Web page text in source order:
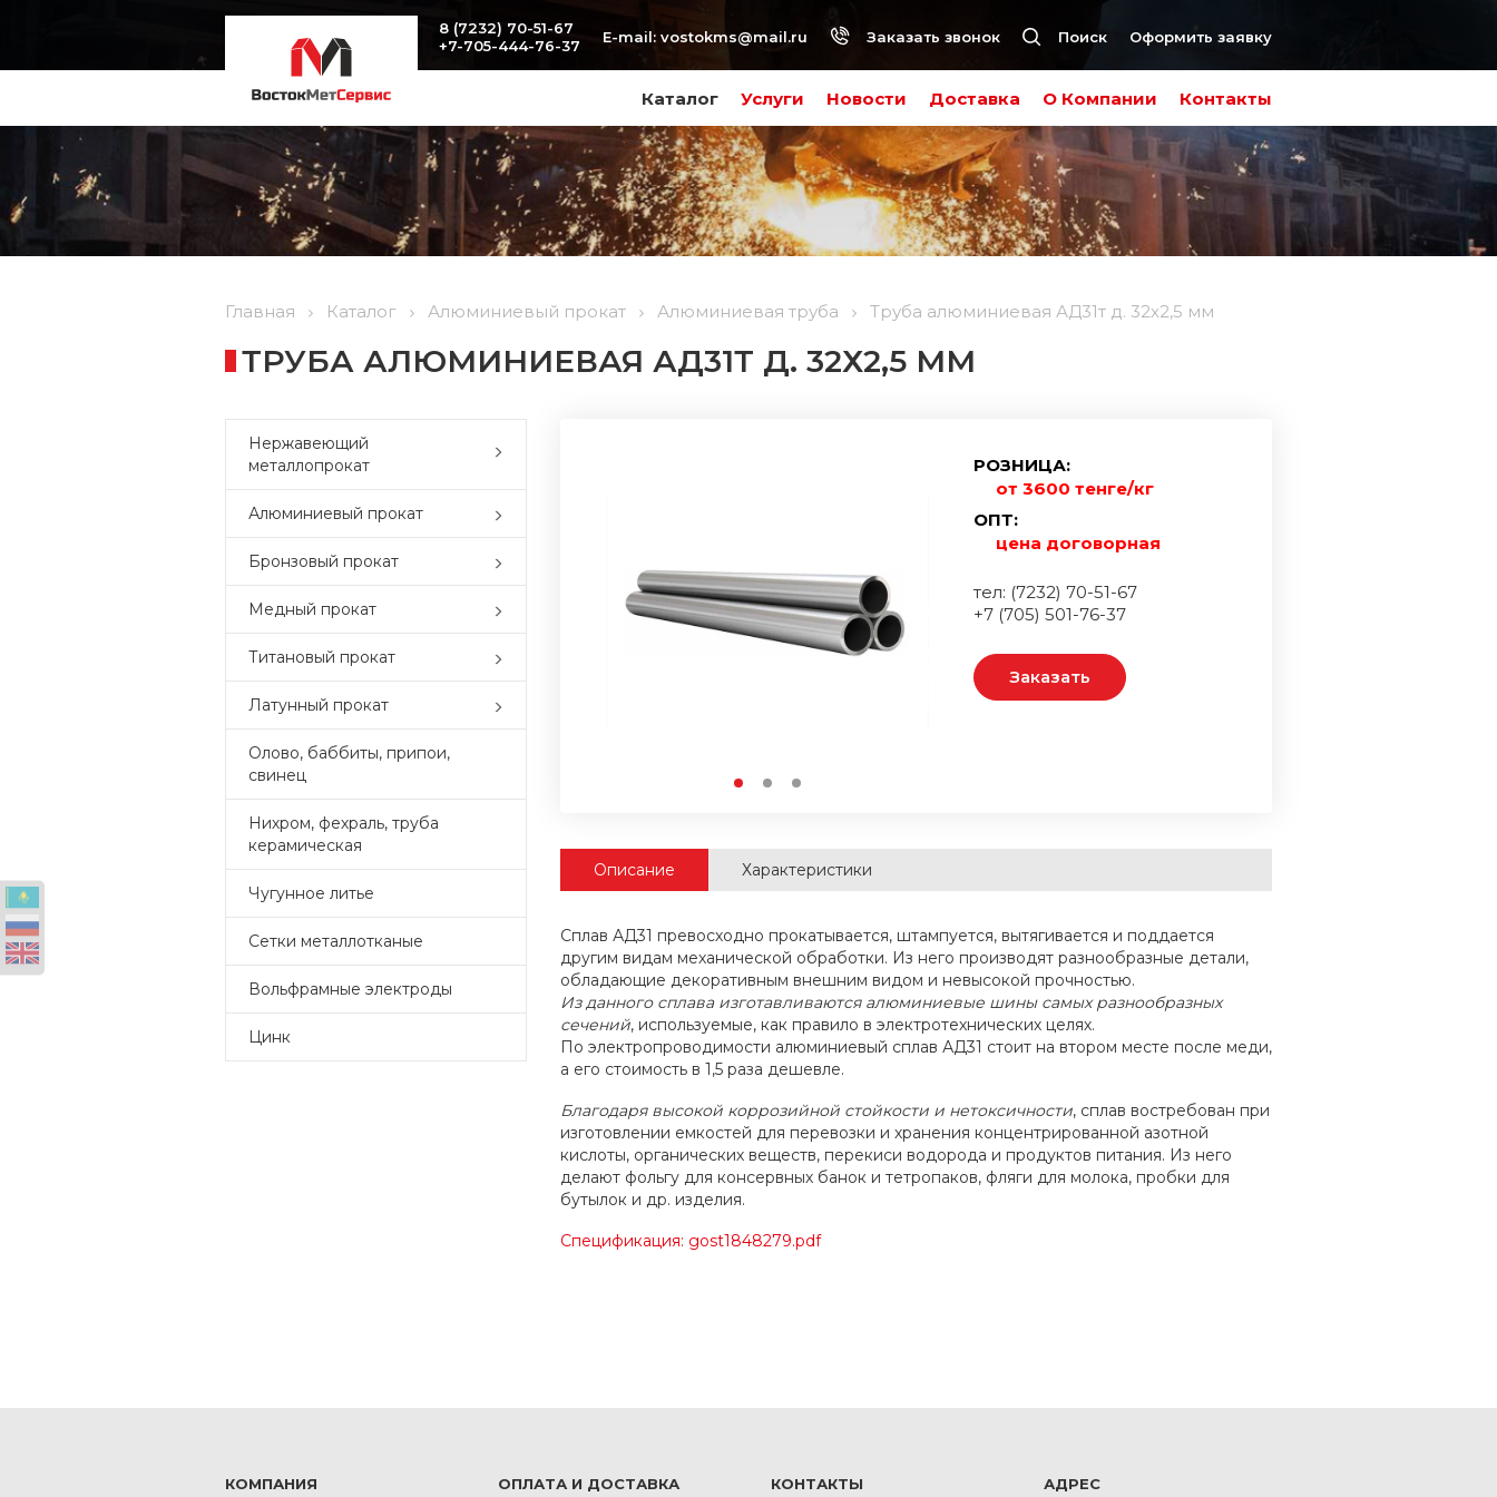
Каталог Услуги Новости Доставка О Компании Контакты
8 (7232) 70-51-67
+7-705-444-76-37
E-mail: vostokms@mail.ru Заказать звонок Поиск Оформить заявку
Главная Каталог Алюминиевый прокат Алюминиевая труба Труба алюминиевая АД31т д. 32х2,5 мм
ТРУБА АЛЮМИНИЕВАЯ АД31Т Д. 32Х2,5 ММ
Нержавеющий
металлопрокат
Алюминиевый прокат
Бронзовый прокат
Медный прокат
Титановый прокат
Латунный прокат
Олово, баббиты, припои,
свинец
Нихром, фехраль, труба
керамическая
Чугунное литье
Сетки металлотканые
Вольфрамные электроды
Цинк
РОЗНИЦА:
от 3600 тенге/кг
ОПТ:
цена договорная
тел: (7232) 70-51-67
+7 (705) 501-76-37
Заказать
Описание Характеристики
Сплав АД31 превосходно прокатывается, штампуется, вытягивается и поддается
другим видам механической обработки. Из него производят разнообразные детали,
обладающие декоративным внешним видом и невысокой прочностью.
Из данного сплава изготавливаются алюминиевые шины самых разнообразных
сечений, используемые, как правило в электротехнических целях.
По электропроводимости алюминиевый сплав АД31 стоит на втором месте после меди,
а его стоимость в 1,5 раза дешевле.
Благодаря высокой коррозийной стойкости и нетоксичности, сплав востребован при
изготовлении емкостей для перевозки и хранения концентрированной азотной
кислоты, органических веществ, перекиси водорода и продуктов питания. Из него
делают фольгу для консервных банок и тетропаков, фляги для молока, пробки для
бутылок и др. изделия.
Спецификация: gost1848279.pdf
КОМПАНИЯ ОПЛАТА И ДОСТАВКА КОНТАКТЫ АДРЕС